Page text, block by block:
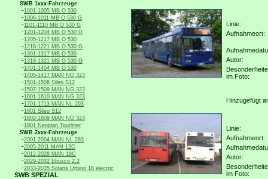
SWB 1xxx-Fahrzeuge
-1001-1005 MB O 530
-1006-1011 MB O 530 G
-1101-1110 MB O 530 G
-1201-1204 MB O 530 Ü
-1205-1217 MB O 530
-1218-1221 MB O 530 G
-1301-1317 MB O 530
-1318-1321 MB O 530 G
-1401-1404 MB O 530
-1405-1417 MAN NG 323
-1501-1506 Sileo S12
-1507-1509 MAN NG 323
-1601-1610 MAN NG 323
-1701-1713 MAN NL 293
-1801 Sileo S12
-1802-1809 MAN NG 323
-1901 Neoplan Tourliner
SWB 2xxx-Fahrzeuge
-2001-2004 MAN NL 283
-2005-2011 MAN 12C
-2012-2028 MAN 18C
-2029-2032 Ebusco 2.2
-2033-2035 Solaris Urbino 18 electric
SWB SPEZIAL
Linie:
Aufnahmeort:
Autor:
im Foto:
Hinzugefügt
Linie:
Aufnahmeort:
Autor:
im Foto: